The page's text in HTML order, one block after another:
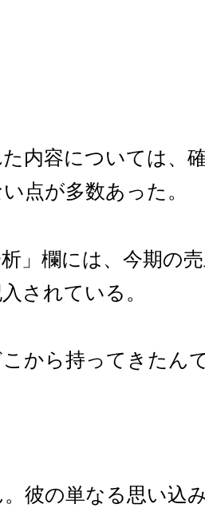
内容については、
点が多数あった。
」欄には、今期の
されている。
こから持ってきたん
。彼の単なる思い込